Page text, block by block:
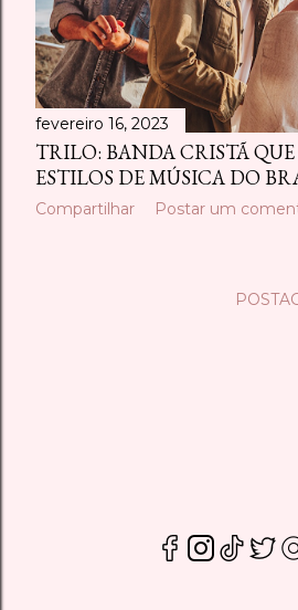
fevereiro 16, 2023
TRILO: BANDA CRISTÃ
ESTILOS DE MÚSICA DO
Compartilhar Postar um